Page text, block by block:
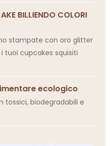
BILLIENDO COLORI
stampate con oro glitter
tuoi cupcakes squisiti
ecologico
tossici, biodegradabili e